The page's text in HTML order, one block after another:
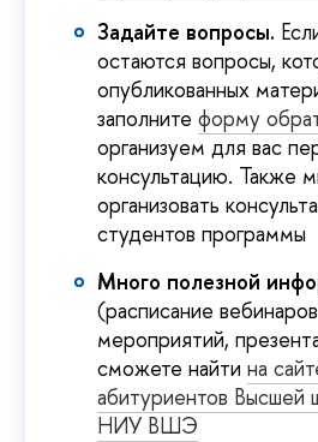
Задайте вопросы.
остаются вопросы,
опубликованных
заполните форму
организуем для вас
консультацию. Также
организовать
студентов программы
Много полезной
(расписание
мероприятий,
сможете найти на
абитуриентов Высшей
НИУ ВШЭ